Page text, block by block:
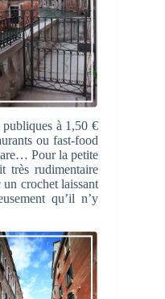
à 1,50 €
ou fast-food
Pour la petite
très rudimentaire
crochet laissant
qu’il n’y